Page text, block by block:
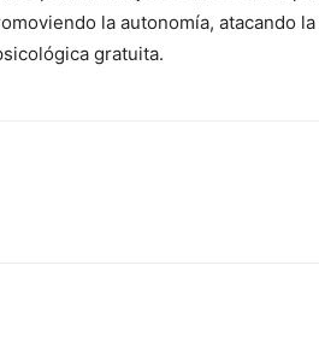
la autonomía, atacando
gratuita.